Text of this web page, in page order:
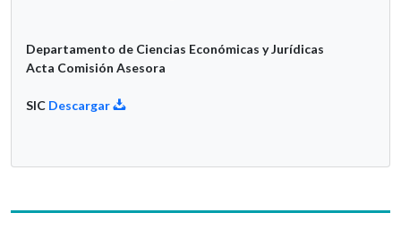
Departamento de Ciencias Económicas y Jurídicas
Acta Comisión Asesora
SIC Descargar